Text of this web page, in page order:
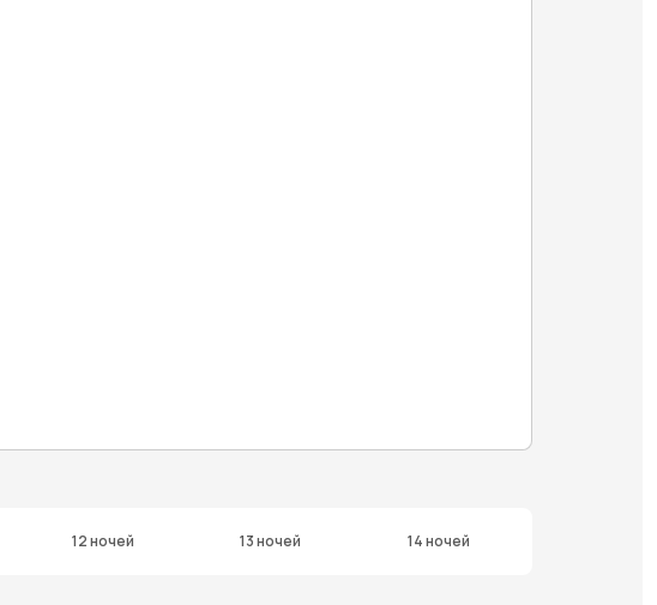
12 ночей 13 ночей 14 ночей